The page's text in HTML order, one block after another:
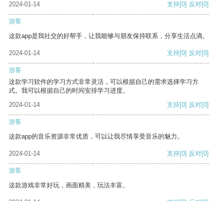
2024-01-14 支持[0] 反对[0]
游客
这款app是我社交的好帮手，让我能够与朋友保持联系，分享生活点滴。
2024-01-14 支持[0] 反对[0]
游客
这款学习软件的学习方式非常灵活，可以根据自己的需求选择学习方
式。我可以根据自己的时间安排学习进度。
2024-01-14
支持[0] 反对[0]
游客
这款app的音乐资源非常优质，可以让我尽情享受音乐的魅力。
2024-01-14 支持[0] 反对[0]
游客
这款游戏非常好玩，画面精美，玩法丰富。